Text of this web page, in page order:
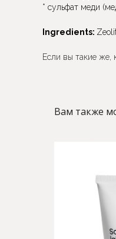
* сульфат меди
Ingredients:
Если вы такие же,
Вам также